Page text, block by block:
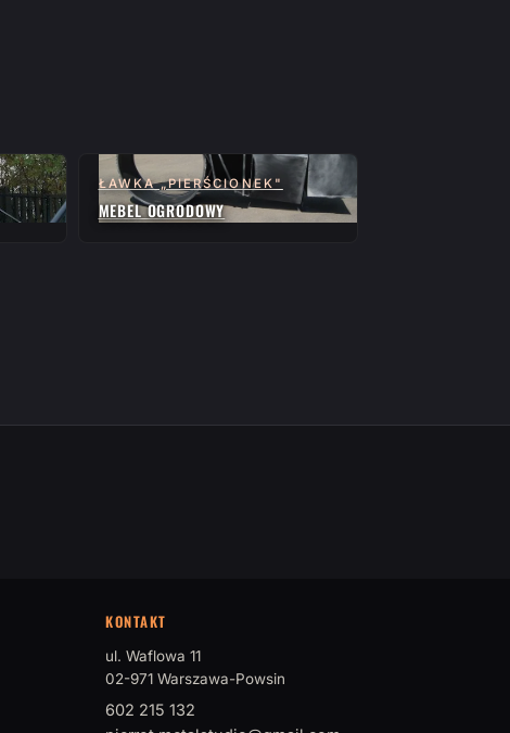
ŁAWKA „PIERŚCIONEK"
MEBEL OGRODOWY
KONTAKT
ul. Waflowa 11
02-971 Warszawa-Powsin
602 215 132